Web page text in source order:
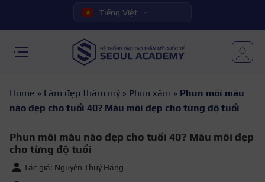
Tiếng Việt
Home » Làm đẹp thẩm mỹ » Phun xăm » Phun môi màu
nào đẹp cho tuổi 40? Màu môi đẹp cho từng độ tuổi
Phun môi màu nào đẹp cho tuổi 40? Màu môi đẹp
cho từng độ tuổi
Tác giả: Nguyễn Thuý Hằng